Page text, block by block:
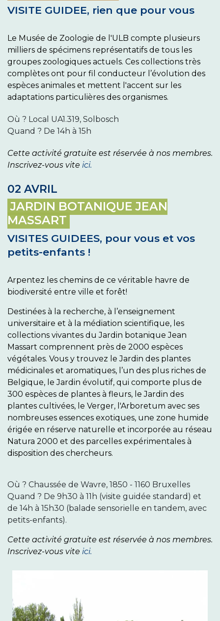
VISITE GUIDEE, rien que pour vous
Le Musée de Zoologie de l'ULB compte plusieurs
milliers de spécimens représentatifs de tous les
groupes zoologiques actuels. Ces collections très
complètes ont pour fil conducteur l’évolution des
espèces animales et mettent l'accent sur les
adaptations particulières des organismes.
Où ? Local UA1.319, Solbosch
Quand ? De 14h à 15h
Cette activité gratuite est réservée à nos membres.
Inscrivez-vous vite ici.
02 AVRIL
JARDIN BOTANIQUE JEAN
MASSART
VISITES GUIDEES, pour vous et vos
petits-enfants !
Arpentez les chemins de ce véritable havre de
biodiversité entre ville et forêt!
Destinées à la recherche, à l’enseignement
universitaire et à la médiation scientifique, les
collections vivantes du Jardin botanique Jean
Massart comprennent près de 2000 espèces
végétales. Vous y trouvez le Jardin des plantes
médicinales et aromatiques, l’un des plus riches de
Belgique, le Jardin évolutif, qui comporte plus de
300 espèces de plantes à fleurs, le Jardin des
plantes cultivées, le Verger, l'Arboretum avec ses
nombreuses essences exotiques, une zone humide
érigée en réserve naturelle et incorporée au réseau
Natura 2000 et des parcelles expérimentales à
disposition des chercheurs.
Où ? Chaussée de Wavre, 1850 - 1160 Bruxelles
Quand ? De 9h30 à 11h (visite guidée standard) et
de 14h à 15h30 (balade sensorielle en tandem, avec
petits-enfants).
Cette activité gratuite est réservée à nos membres.
Inscrivez-vous vite ici.